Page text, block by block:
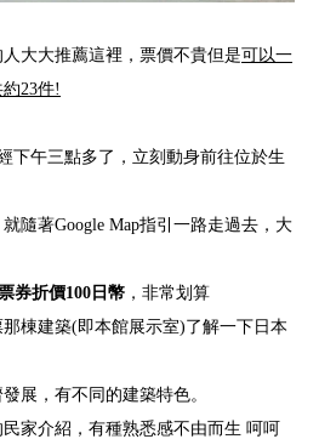
大大推薦這裡，票價不貴但是可以一
23件!
下午三點多了，立刻動身前往位於生
隨著Google Map指引一路走過去，大
券折價100日幣 ，非常划算
棟建築(即本館展示室)了解一下日本
展，有不同的建築特色。
家介紹，有種熟悉感不由而生 呵呵